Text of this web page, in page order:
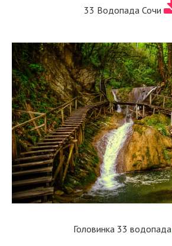
33 Водопада Сочи
Головинка 33 водопада